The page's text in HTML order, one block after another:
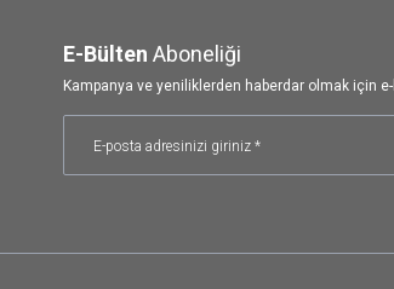
E-Bülten Aboneliği
Kampanya ve yeniliklerden haberdar olmak için